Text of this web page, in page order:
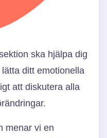
ska hjälpa dig
ditt emotionella
att diskutera alla
menar vi en